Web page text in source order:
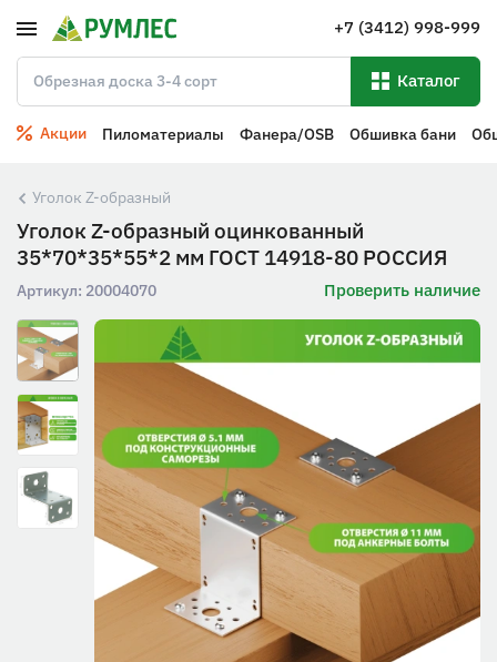
+7 (3412) 998-999
Каталог
Акции Пиломатериалы Фанера/OSB Обшивка бани
Уголок Z-образный
Уголок Z-образный оцинкованный
35*70*35*55*2 мм ГОСТ 14918-80 РОССИЯ
Артикул: 20004070 Проверить наличие